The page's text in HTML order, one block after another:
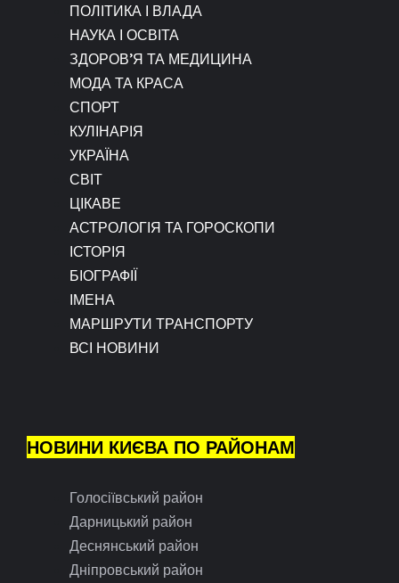
ПОЛІТИКА І ВЛАДА
НАУКА І ОСВІТА
ЗДОРОВ’Я ТА МЕДИЦИНА
МОДА ТА КРАСА
СПОРТ
КУЛІНАРІЯ
УКРАЇНА
СВІТ
ЦІКАВЕ
АСТРОЛОГІЯ ТА ГОРОСКОПИ
ІСТОРІЯ
БІОГРАФІЇ
ІМЕНА
МАРШРУТИ ТРАНСПОРТУ
ВСІ НОВИНИ
НОВИНИ КИЄВА ПО РАЙОНАМ
Голосіївський район
Дарницький район
Деснянський район
Дніпровський район